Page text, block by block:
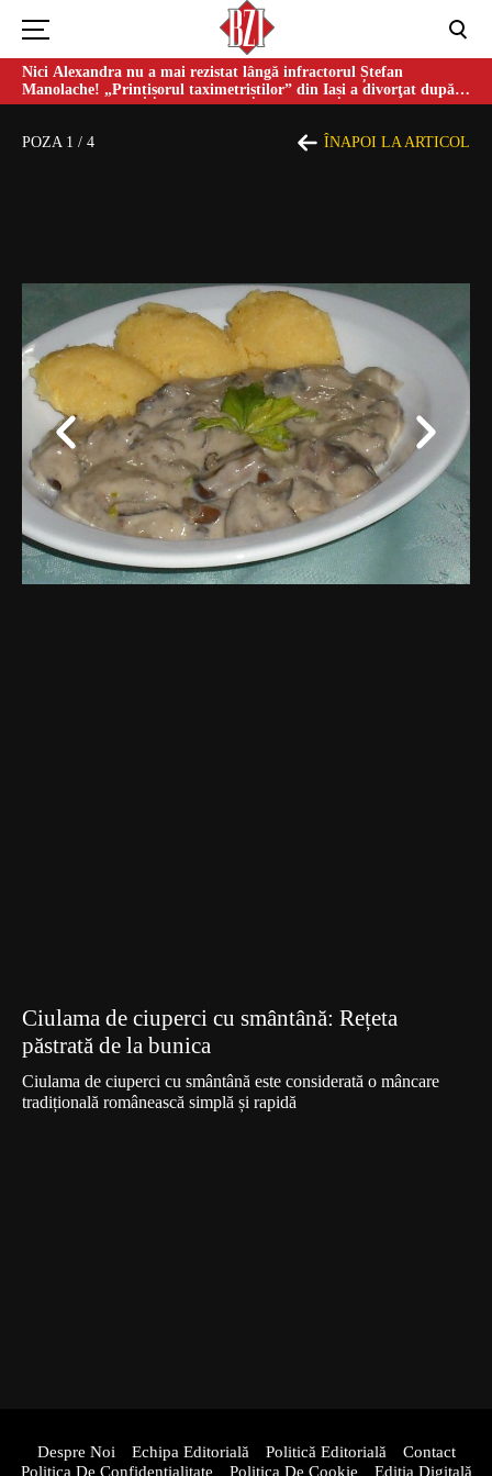
Nici Alexandra nu a mai rezistat lângă infractorul Ștefan
Manolache! „Prințișorul taximetriștilor” din Iași a divorţat după
doi ani de căsnicie
POZA 1 / 4 ÎNAPOI LA ARTICOL
Ciulama de ciuperci cu smântână: Rețeta
păstrată de la bunica
Ciulama de ciuperci cu smântână este considerată o mâncare
tradițională românească simplă și rapidă
Despre Noi Echipa Editorială Politică Editorială
Contact
Politica De Confidentialitate
Politica De Cookie Ediția Digitală